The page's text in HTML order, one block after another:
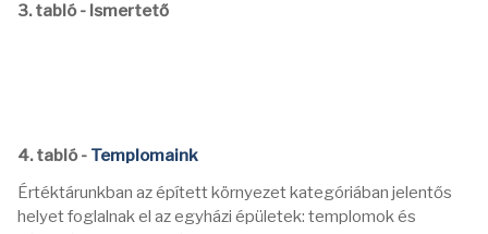
3. tabló - Ismertető
4. tabló - Templomaink
Értéktárunkban az épített környezet kategóriában jelentős
helyet foglalnak el az egyházi épületek: templomok és